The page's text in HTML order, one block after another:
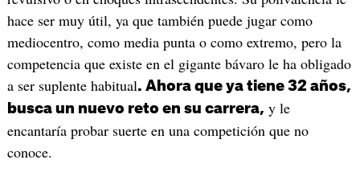
hace ser muy útil, ya que también puede jugar como
mediocentro, como media punta o como extremo, pero la
competencia que existe en el gigante bávaro le ha obligado
a ser suplente habitual. Ahora que ya tiene 32 años,
busca un nuevo reto en su carrera, y le
encantaría probar suerte en una competición que no
conoce.